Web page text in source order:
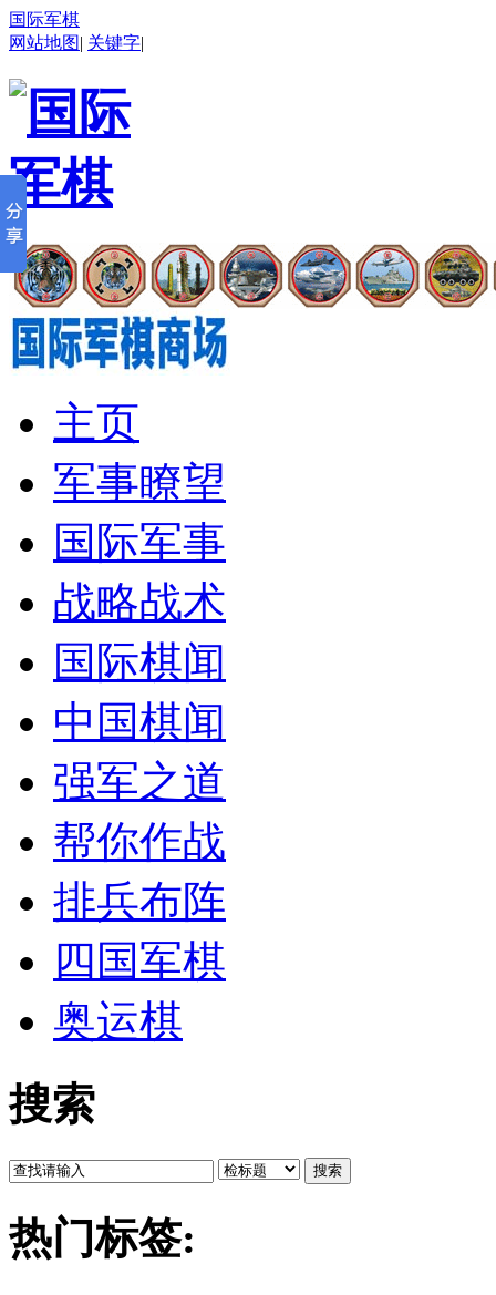
国际军棋
网站地图| 关键字|
主页
军事瞭望
国际军事
战略战术
国际棋闻
中国棋闻
强军之道
帮你作战
排兵布阵
四国军棋
奥运棋
搜索
搜索
热门标签: